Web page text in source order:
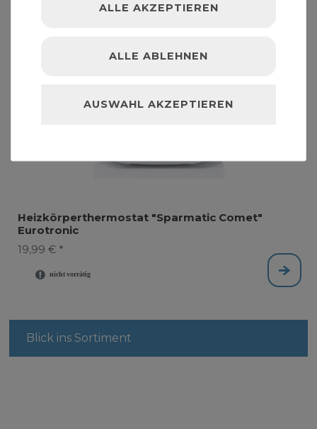
Heizkörperthermostat "Sparmatic Comet"
Eurotronic
19,99 € *
Blick ins Sortiment
ALLE AKZEPTIEREN
ALLE ABLEHNEN
AUSWAHL AKZEPTIEREN